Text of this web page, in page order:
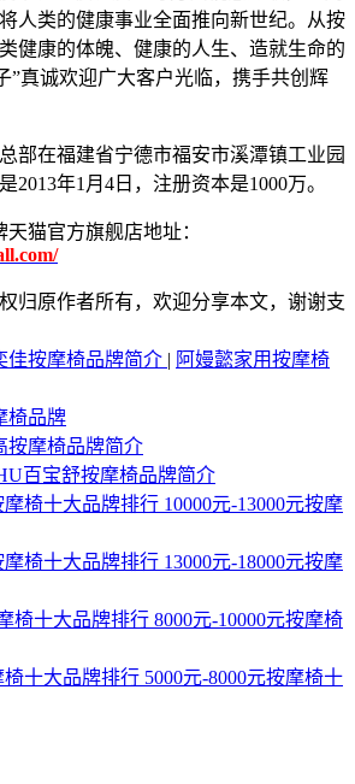
人类的健康事业全面推向新世纪。从按
健康的体魄、健康的人生、造就生命的
”真诚欢迎广大客户光临，携手共创辉
部在福建省宁德市福安市溪潭镇工业园
2013年1月4日，注册资本是1000万。
猫官方旗舰店地址：
归原作者所有，欢迎分享本文，谢谢支
佳按摩椅品牌简介 | 阿嫚懿家用按摩椅
椅品牌
按摩椅品牌简介
百宝舒按摩椅品牌简介
10000元-13000元按摩
13000元-18000元按摩
8000元-10000元按摩椅
5000元-8000元按摩椅十